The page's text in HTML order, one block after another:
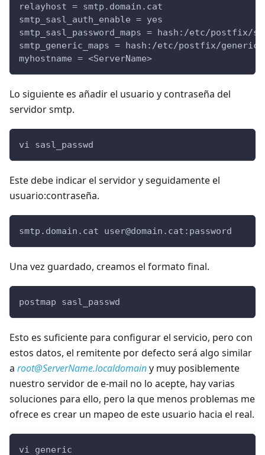
relayhost = smtp.domain.cat
smtp_sasl_auth_enable = yes
smtp_sasl_password_maps = hash:/etc/postfix/
smtp_generic_maps = hash:/etc/postfix/generic
myhostname = <ServerName>
Lo siguiente es añadir el usuario y contraseña del
servidor smtp.
vi sasl_passwd
Este debe indicar el servidor y seguidamente el
usuario:contraseña.
smtp.domain.cat user@domain.cat :password
Una vez guardado, creamos el formato final.
postmap sasl_passwd
Esto es suficiente para configurar el servicio, pero con
estos datos, el remitente por defecto será algo similar
a root@ServerName.localdomainy muy posiblemente
nuestro servidor de e-mail no lo acepte, hay varias
soluciones para ello, pero la que menos problemas me
ofrece es crear un mapeo de este usuario hacia el real.
vi generic